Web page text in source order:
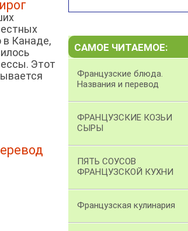
в Канаде,
Этот
САМОЕ ЧИТАЕМОЕ:
Французские блюда.
Названия и перевод
ФРАНЦУЗСКИЕ КОЗЬИ
СЫРЫ
ПЯТЬ СОУСОВ
ФРАНЦУЗСКОЙ КУХНИ
Французская кулинария